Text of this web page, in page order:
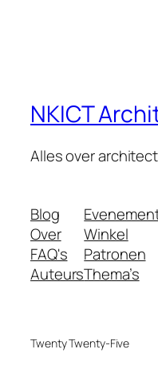
NKICT
Alles over
Blog
Over
FAQ's
Auteurs
Winkel
Patronen
Thema’s
Twenty Twenty-Five